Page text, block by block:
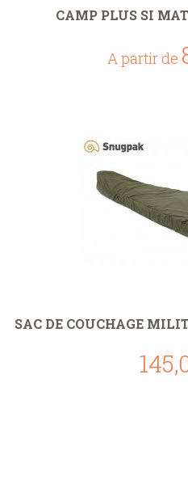
CAMP PLUS SI
A partir de
SAC DE COUCHAGE